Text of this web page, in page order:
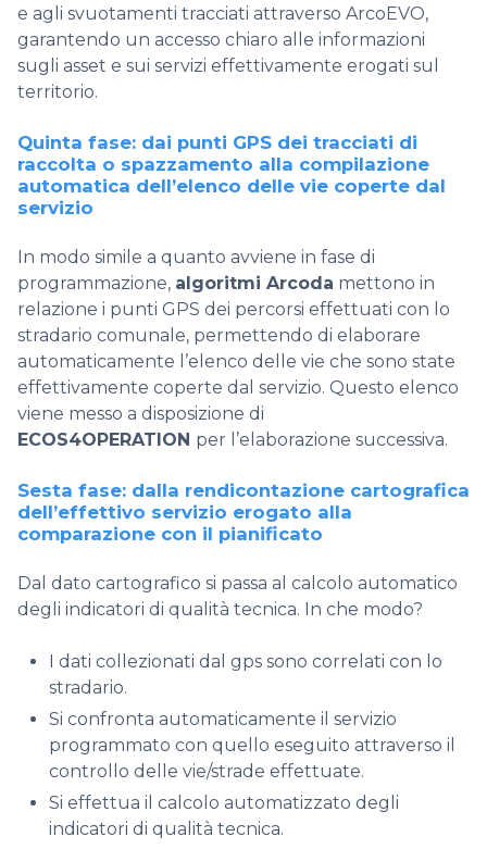
e agli svuotamenti tracciati attraverso ArcoEVO,
garantendo un accesso chiaro alle informazioni
sugli asset e sui servizi effettivamente erogati sul
territorio.
Quinta fase: dai punti GPS dei tracciati di
raccolta o spazzamento alla compilazione
automatica dell’elenco delle vie coperte dal
servizio
In modo simile a quanto avviene in fase di
programmazione, algoritmi Arcoda mettono in
relazione i punti GPS dei percorsi effettuati con lo
stradario comunale, permettendo di elaborare
automaticamente l’elenco delle vie che sono state
effettivamente coperte dal servizio. Questo elenco
viene messo a disposizione di
ECOS4OPERATION per l’elaborazione successiva.
Sesta fase: dalla rendicontazione cartografica
dell’effettivo servizio erogato alla
comparazione con il pianificato
Dal dato cartografico si passa al calcolo automatico
degli indicatori di qualità tecnica. In che modo?
I dati collezionati dal gps sono correlati con lo
stradario.
Si confronta automaticamente il servizio
programmato con quello eseguito attraverso il
controllo delle vie/strade effettuate.
Si effettua il calcolo automatizzato degli
indicatori di qualità tecnica.